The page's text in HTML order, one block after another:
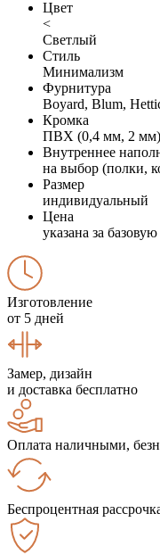
Цвет
<
Светлый
Стиль
Минимализм
Фурнитура
Boyard, Blum,
Кромка
ПВХ (0,4 мм, 2 мм)
Внутреннее
на выбор (полки,
Размер
индивидуальный
Цена
указана за
Изготовление
от 5 дней
Замер, дизайн
и доставка бесплатно
Оплата наличными,
Беспроцентная